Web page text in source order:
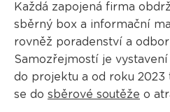
Každá zapojená firma
sběrný box a informační
rovněž poradenství a
Samozřejmostí je
do projektu a od roku
se do sběrové soutěže o